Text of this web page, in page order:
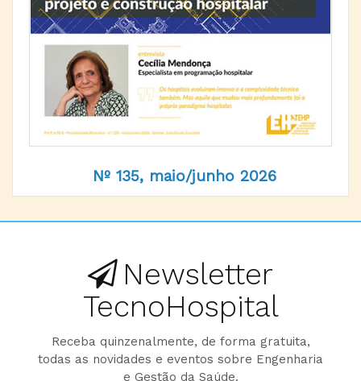
Nº 135, maio/junho 2026
Newsletter
TecnoHospital
Receba quinzenalmente, de forma gratuita,
todas as novidades e eventos sobre Engenharia
e Gestão da Saúde.